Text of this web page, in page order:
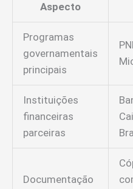
Aspecto
Programas
governamentais
principais
Instituições
financeiras
parceiras
Documentação